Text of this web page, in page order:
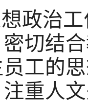
政治
切结
工的
重人